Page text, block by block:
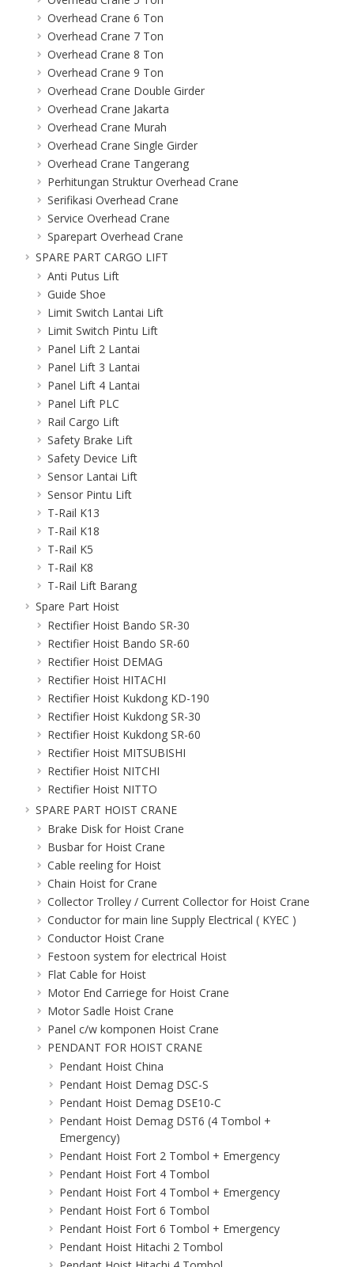
Overhead Crane 6 Ton
Overhead Crane 7 Ton
Overhead Crane 8 Ton
Overhead Crane 9 Ton
Overhead Crane Double Girder
Overhead Crane Jakarta
Overhead Crane Murah
Overhead Crane Single Girder
Overhead Crane Tangerang
Perhitungan Struktur Overhead Crane
Serifikasi Overhead Crane
Service Overhead Crane
Sparepart Overhead Crane
SPARE PART CARGO LIFT
Anti Putus Lift
Guide Shoe
Limit Switch Lantai Lift
Limit Switch Pintu Lift
Panel Lift 2 Lantai
Panel Lift 3 Lantai
Panel Lift 4 Lantai
Panel Lift PLC
Rail Cargo Lift
Safety Brake Lift
Safety Device Lift
Sensor Lantai Lift
Sensor Pintu Lift
T-Rail K13
T-Rail K18
T-Rail K5
T-Rail K8
T-Rail Lift Barang
Spare Part Hoist
Rectifier Hoist Bando SR-30
Rectifier Hoist Bando SR-60
Rectifier Hoist DEMAG
Rectifier Hoist HITACHI
Rectifier Hoist Kukdong KD-190
Rectifier Hoist Kukdong SR-30
Rectifier Hoist Kukdong SR-60
Rectifier Hoist MITSUBISHI
Rectifier Hoist NITCHI
Rectifier Hoist NITTO
SPARE PART HOIST CRANE
Brake Disk for Hoist Crane
Busbar for Hoist Crane
Cable reeling for Hoist
Chain Hoist for Crane
Collector Trolley / Current Collector for Hoist Crane
Conductor for main line Supply Electrical ( KYEC )
Conductor Hoist Crane
Festoon system for electrical Hoist
Flat Cable for Hoist
Motor End Carriege for Hoist Crane
Motor Sadle Hoist Crane
Panel c/w komponen Hoist Crane
PENDANT FOR HOIST CRANE
Pendant Hoist China
Pendant Hoist Demag DSC-S
Pendant Hoist Demag DSE10-C
Pendant Hoist Demag DST6 (4 Tombol +
Emergency)
Pendant Hoist Fort 2 Tombol + Emergency
Pendant Hoist Fort 4 Tombol
Pendant Hoist Fort 4 Tombol + Emergency
Pendant Hoist Fort 6 Tombol
Pendant Hoist Fort 6 Tombol + Emergency
Pendant Hoist Hitachi 2 Tombol